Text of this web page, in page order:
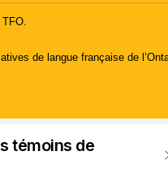
témoins de
de langue française de